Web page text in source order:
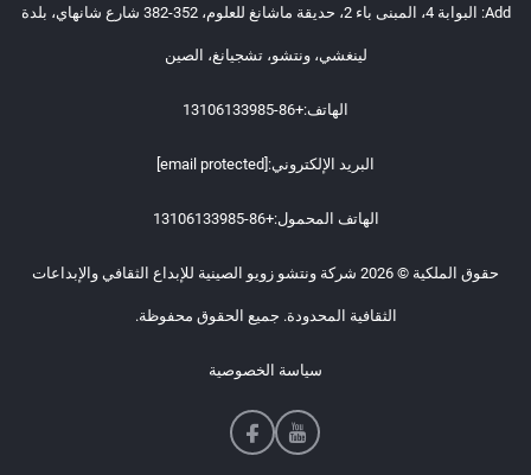
Add: البوابة 4، المبنى باء 2، حديقة ماشانغ للعلوم، 352-382 شارع شانهاي، بلدة
لينغشي، ونتشو، تشجيانغ، الصين
الهاتف:+86-13106133985
البريد الإلكتروني:
الهاتف المحمول:+86-13106133985
حقوق الملكية © 2026 شركة ونتشو زويو الصينية للإبداع الثقافي والإبداعات
الثقافية المحدودة. جميع الحقوق محفوظة.
سياسة الخصوصية